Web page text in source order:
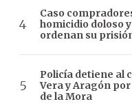
Caso
homicidio doloso
ordenan su
Policía detiene al
Vera y Aragón
de la Mora